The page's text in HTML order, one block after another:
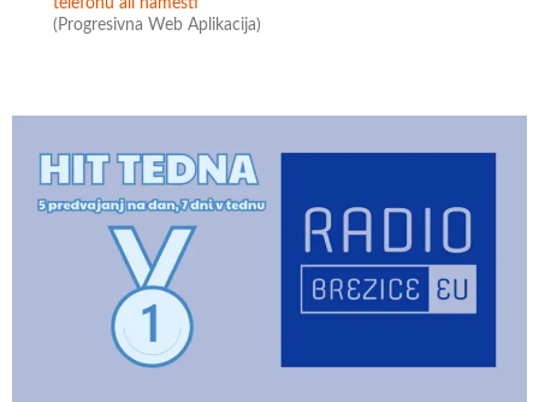
(Progresivna Web Aplikacija)